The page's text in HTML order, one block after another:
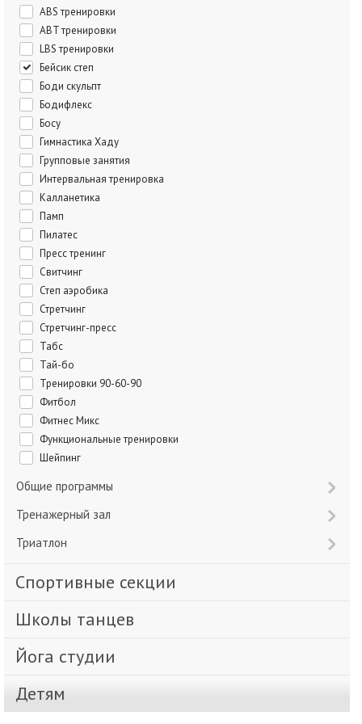
ABS тренировки
ABT тренировки
LBS тренировки
Бейсик степ
Боди скульпт
Бодифлекс
Босу
Гимнастика Хаду
Групповые занятия
Интервальная тренировка
Калланетика
Памп
Пилатес
Пресс тренинг
Свитчинг
Степ аэробика
Стретчинг
Стретчинг-пресс
Табс
Тай-бо
Тренировки 90-60-90
Фитбол
Фитнес Микс
Функциональные тренировки
Шейпинг
Общие программы
Тренажерный зал
Триатлон
Спортивные секции
Школы танцев
Йога студии
Детям